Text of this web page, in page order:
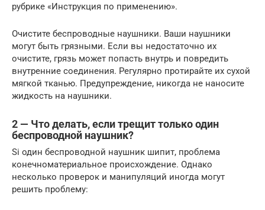
рубрике «Инструкция по применению».
Очистите беспроводные наушники. Ваши наушники
могут быть грязными. Если вы недостаточно их
очистите, грязь может попасть внутрь и повредить
внутренние соединения. Регулярно протирайте их сухой
мягкой тканью. Предупреждение, никогда не наносите
жидкость на наушники.
2 — Что делать, если трещит только один
беспроводной наушник?
Si один беспроводной наушник шипит, проблема
конечноматериальное происхождение. Однако
несколько проверок и манипуляций иногда могут
решить проблему: